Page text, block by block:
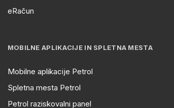
eRačun
MOBILNE APLIKACIJE IN SPLETNA MESTA
Mobilne aplikacije Petrol
Spletna mesta Petrol
Petrol raziskovalni panel